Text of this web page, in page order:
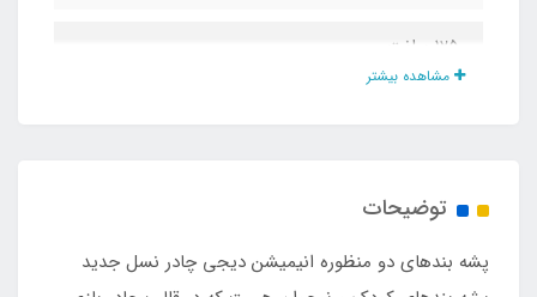
125 سانت
مشاهده بیشتر
توضیحات
پشه‌ بندهای دو منظوره انیمیشن دیجی چادر نسل جدید